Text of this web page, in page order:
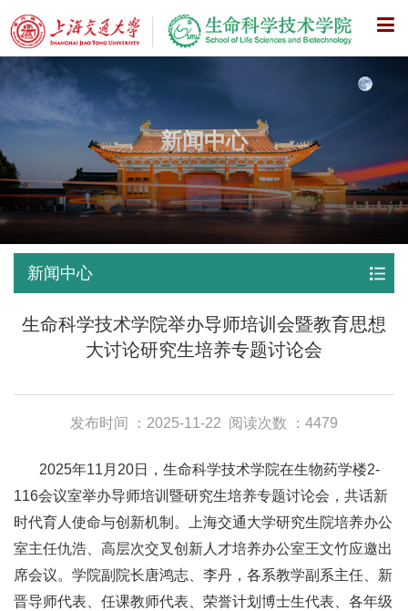
X
新闻中心
新闻中心
生命科学技术学院举办导师培训会暨教育思想
大讨论研究生培养专题讨论会
发布时间 ：2025-11-22 阅读次数 ：4479
2025年11月20日，生命科学技术学院在生物药学楼2-
116会议室举办导师培训暨研究生培养专题讨论会，共话新
时代育人使命与创新机制。上海交通大学研究生院培养办公
室主任仇浩、高层次交叉创新人才培养办公室王文竹应邀出
席会议。学院副院长唐鸿志、李丹，各系教学副系主任、新
晋导师代表、任课教师代表、荣誉计划博士生代表、各年级